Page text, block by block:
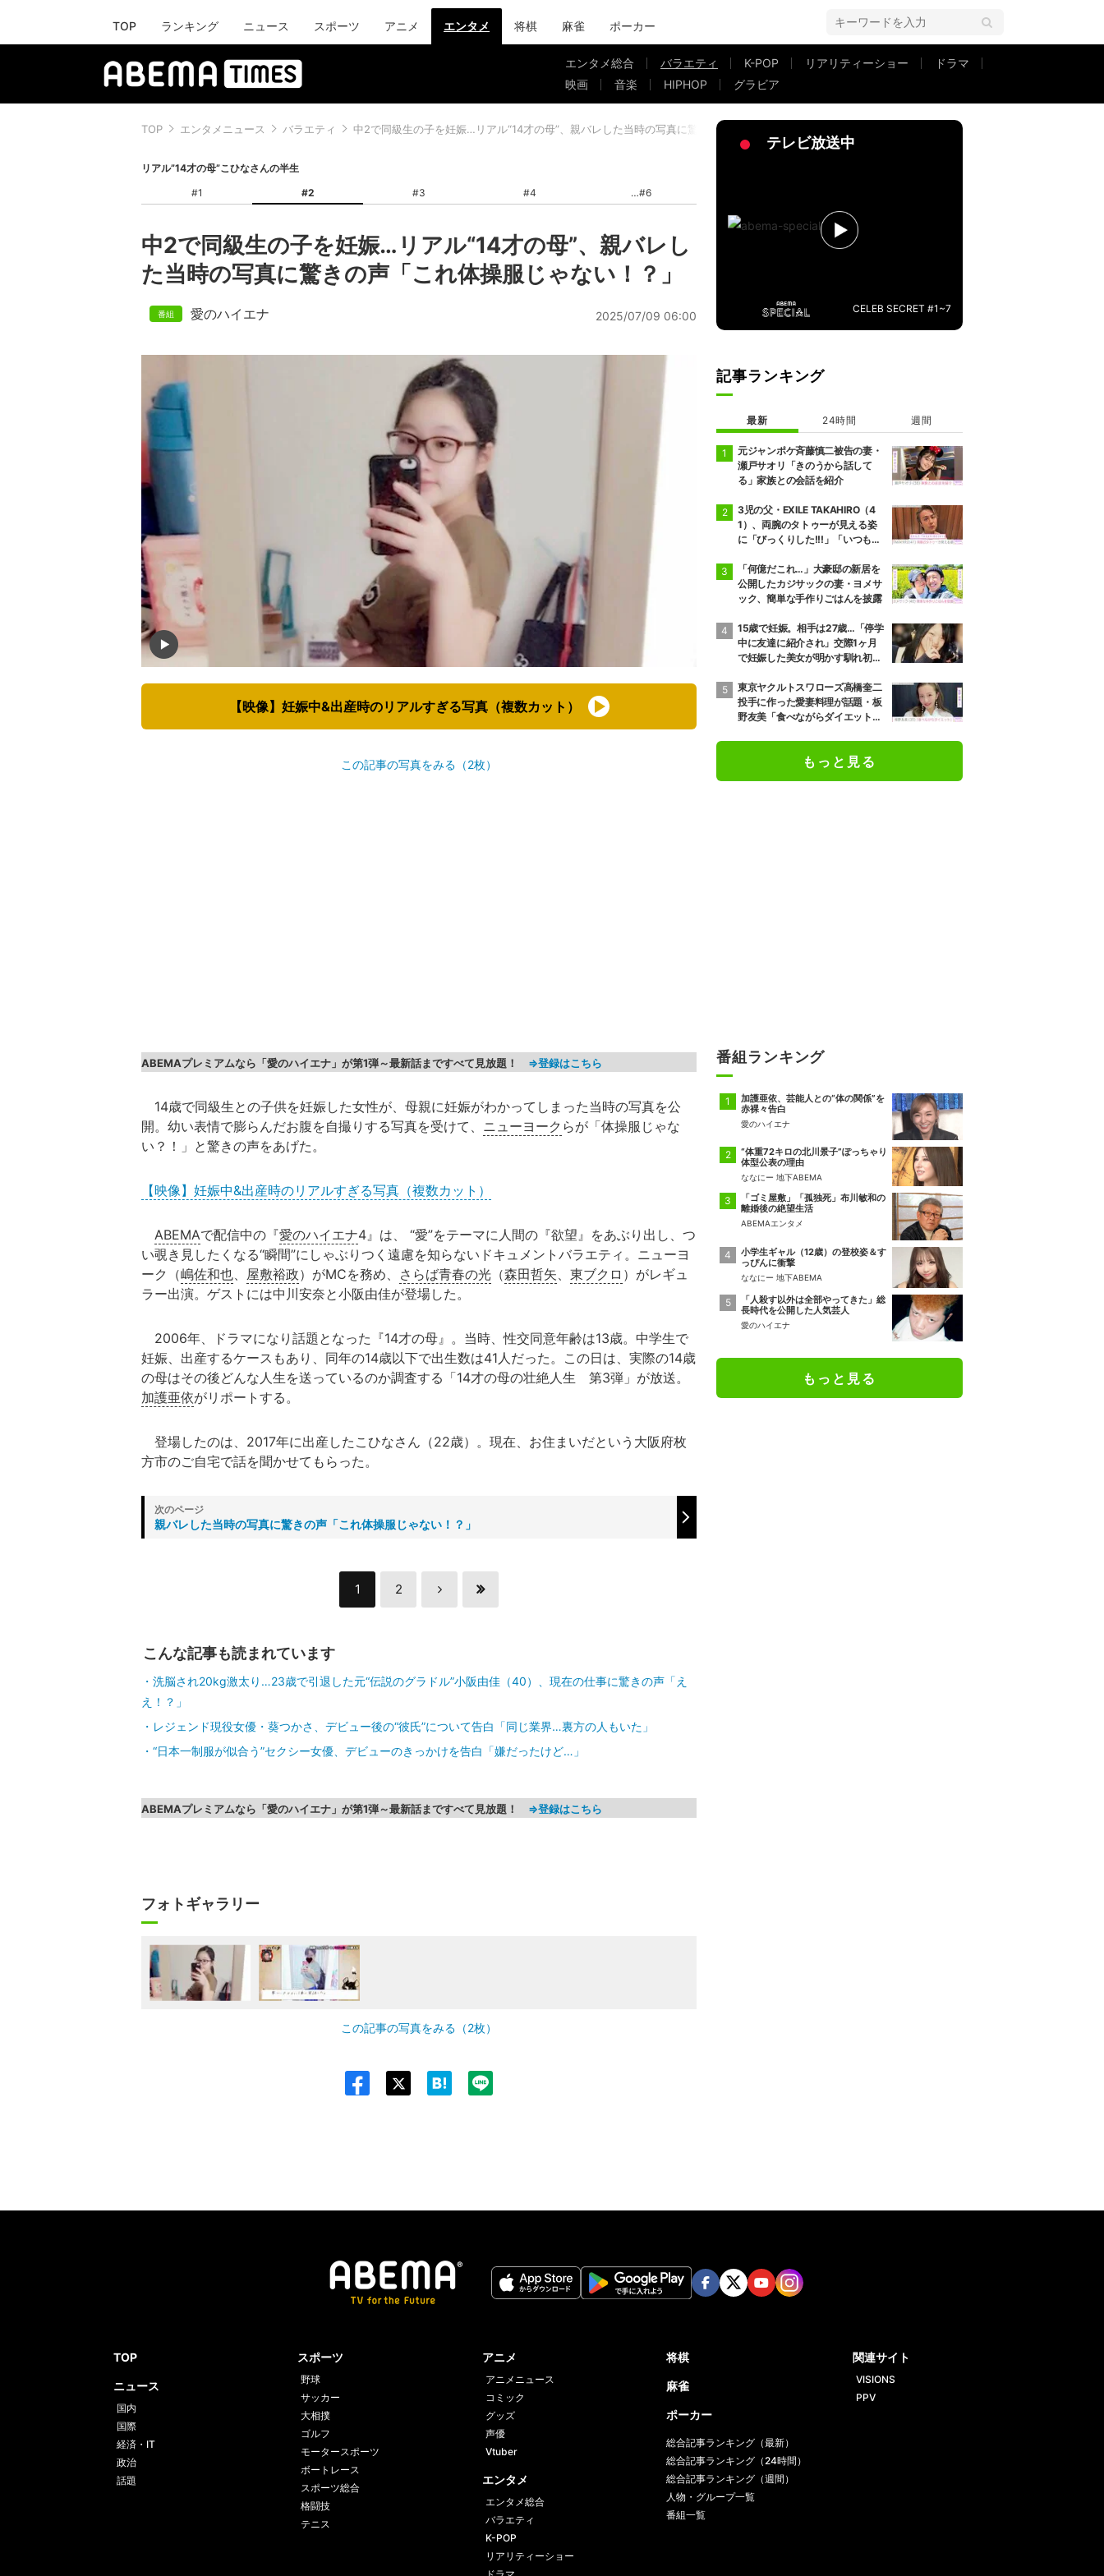
TOP ランキング ニュース スポーツ アニメ エンタメ 将棋 麻雀 ポーカー
エンタメ総合 バラエティ K-POP リアリティーショー
ドラマ
映画
音楽 HIPHOP グラビア
TOP エンタメニュース バラエティ 中2で同級生の子を妊娠…リアル“14才の母”、親バレした当時の写真に驚きの声「これ体操服じゃない！？」
リアル”14才の母”こひなさんの半生
#1
#2 #3 #4 #6
中2で同級生の子を妊娠…リアル“14才の母”、親バレし
た当時の写真に驚きの声「これ体操服じゃない！？」
愛のハイエナ 2025/07/09 06:00
【映像】妊娠中&出産時のリアルすぎる写真（複数カット）
この記事の写真をみる（2枚）
ABEMAプレミアムなら「愛のハイエナ」が第1弾～最新話まですべて見放題！ ⇒登録はこちら
14歳で同級生との子供を妊娠した女性が、母親に妊娠がわかってしまった当時の写真を公
開。幼い表情で膨らんだお腹を自撮りする写真を受けて、 ニューヨーク らが「体操服じゃな
い？！」と驚きの声をあげた。
【映像】妊娠中&出産時のリアルすぎる写真（複数カット）
ABEMAで配信中の『愛のハイエナ4』は、 “愛”をテーマに人間の『欲望』をあぶり出し、つ
い覗き見したくなる“瞬間”にしゃぶりつく遠慮を知らないドキュメントバラエティ。ニューヨ
ーク（嶋佐和也、 屋敷裕政）がMCを務め、 さらば青春の光 （森田哲矢、 東ブクロ ）がレギュ
ラー出演。ゲストには中川安奈と小阪由佳が登場した。
2006年、ドラマになり話題となった『14才の母』。当時、性交同意年齢は13歳。中学生で
妊娠、出産するケースもあり、同年の14歳以下で出生数は41人だった。この日は、実際の14歳
の母はその後どんな人生を送っているのか調査する「14才の母の壮絶人生 第3弾」が放送。
加護亜依がリポートする。
登場したのは、2017年に出産したこひなさん（22歳）。現在、お住まいだという大阪府枚
方市のご自宅で話を聞かせてもらった。
親バレした当時の写真に驚きの声「これ体操服じゃない！？」
1 2
こんな記事も読まれています
洗脳され20kg激太り…23歳で引退した元“伝説のグラドル”小阪由佳（40）、現在の仕事に驚きの声「え
え！？」
レジェンド現役女優・葵つかさ、デビュー後の“彼氏”について告白「同じ業界…裏方の人もいた」
“日本一制服が似合う”セクシー女優、デビューのきっかけを告白「嫌だったけど…」
ABEMAプレミアムなら「愛のハイエナ」が第1弾～最新話まですべて見放題！ ⇒登録はこちら
フォトギャラリー
この記事の写真をみる（2枚）
テレビ放送中
CELEB SECRET #1~7
記事ランキング
最新 24時間 週間
元ジャンポケ斉藤慎二被告の妻・
瀬戸サオリ「きのうから話して
る」家族との会話を紹介
3児の父・EXILE TAKAHIRO（4
1）、両腕のタトゥーが見える姿
に「びっくりした!!!」「いつもと
の反響
「何億だこれ…」大豪邸の新居を
公開したカジサックの妻・ヨメサ
ック、簡単な手作りごはんを披露
15歳で妊娠。相手は27歳…「停学
中に友達に紹介され」交際1ヶ月
で妊娠した美女が明かす馴れ初め
絶句
東京ヤクルトスワローズ高橋奎二
投手に作った愛妻料理が話題・板
野友美「食べながらダイエット」
もっと見る
番組ランキング
加護亜依、芸能人との“体の関係”を
赤裸々告白
愛のハイエナ
“体重72キロの北川景子”ぽっちゃり
体型公表の理由
ななにー 地下ABEMA
「ゴミ屋敷」「孤独死」布川敏和の
離婚後の絶望生活
ABEMAエンタメ
小学生ギャル（12歳）の登校姿＆す
っぴんに衝撃
ななにー 地下ABEMA
「人殺す以外は全部やってきた」総
長時代を公開した人気芸人
愛のハイエナ
もっと見る
TOP
ニュース
国内
国際
経済・IT
政治
話題
スポーツ
野球
サッカー
大相撲
ゴルフ
モータースポーツ
ボートレース
スポーツ総合
格闘技
テニス
アニメ
アニメニュース
コミック
グッズ
声優
Vtuber
エンタメ
エンタメ総合
バラエティ
K-POP
リアリティーショー
将棋
麻雀
ポーカー
総合記事ランキング（最新）
総合記事ランキング（24時間）
総合記事ランキング（週間）
人物・グループ一覧
番組一覧
関連サイト
VISIONS
PPV